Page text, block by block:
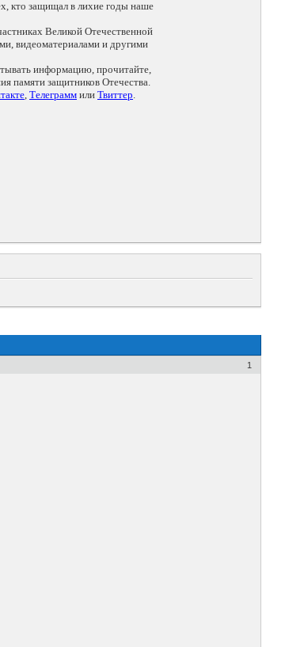
кто защищал в лихие годы наше
Великой Отечественной
видеоматериалами и другими
информацию, прочитайте,
памяти защитников Отечества.
, Телеграмм или Твиттер.
1